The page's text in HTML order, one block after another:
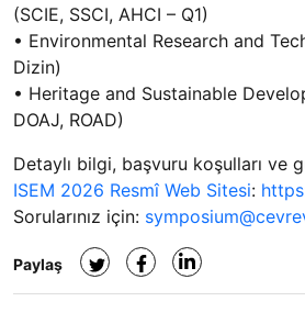
(SCIE, SSCI, AHCI – Q1)
• Environmental Research and
Dizin)
• Heritage and Sustainable
DOAJ, ROAD)
Detaylı bilgi, başvuru koşulları ve
ISEM 2026 Resmî Web Sitesi:
Sorularınız için:
Paylaş